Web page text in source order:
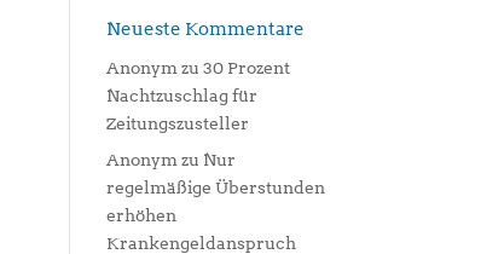
Neueste Kommentare
Anonym zu30 Prozent
Nachtzuschlag für
Zeitungszusteller
Anonym zu Nur
regelmäßige Überstunden
erhöhen
Krankengeldanspruch